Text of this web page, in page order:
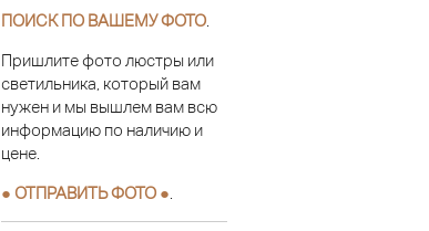
ПОИСК ПО ВАШЕМУ ФОТО
Пришлите фото люстры или
светильника, который вам
нужен и мы вышлем вам всю
информацию по наличию и
цене.
● ОТПРАВИТЬ ФОТО ●